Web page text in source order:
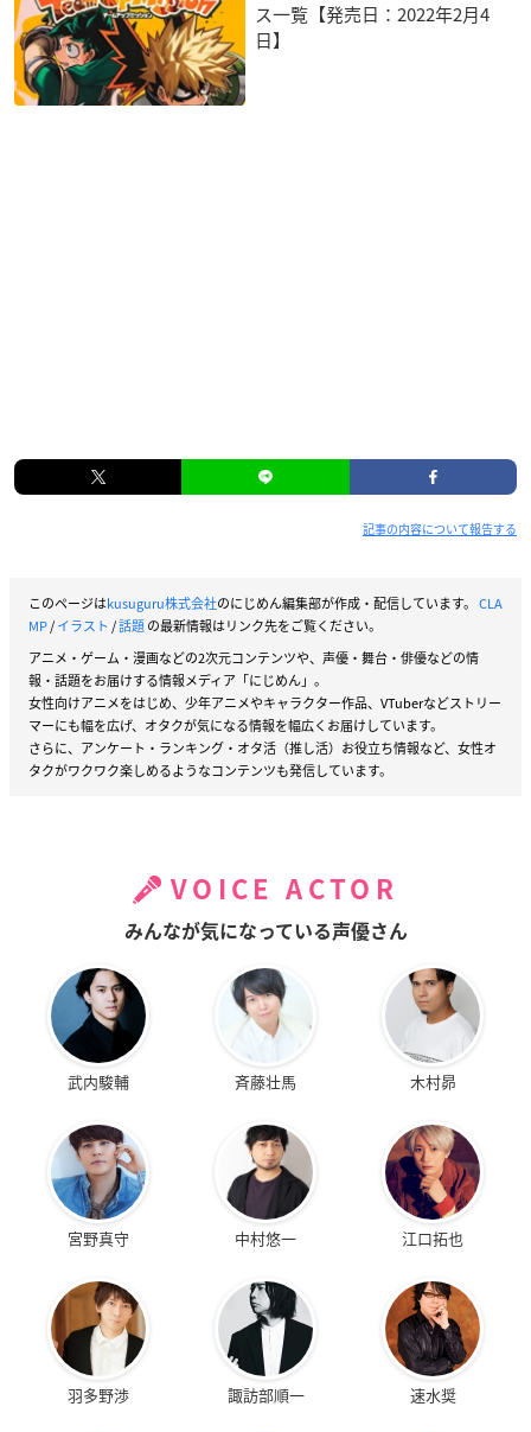
ス一覧【発売日：2022年2月4
日】
記事の内容について報告する
このページはkusuguru株式会社のにじめん編集部が作成・配信しています。 CLA
MP/イラスト /話題の最新情報はリンク先をご覧ください。
アニメ・ゲーム・漫画などの2次元コンテンツや、声優・舞台・俳優などの情
報・話題をお届けする情報メディア「にじめん」。
女性向けアニメをはじめ、少年アニメやキャラクター作品、VTuberなどストリー
マーにも幅を広げ、オタクが気になる情報を幅広くお届けしています。
さらに、アンケート・ランキング・オタ活（推し活）お役立ち情報など、女性オ
タクがワクワク楽しめるようなコンテンツも発信しています。
VOICE ACTOR
みんなが気になっている声優さん
武内駿輔 斉藤壮馬 木村昴
宮野真守 中村悠一 江口拓也
羽多野渉 諏訪部順一 速水奨